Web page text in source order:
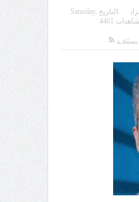
التاريخ Saturday,
4461